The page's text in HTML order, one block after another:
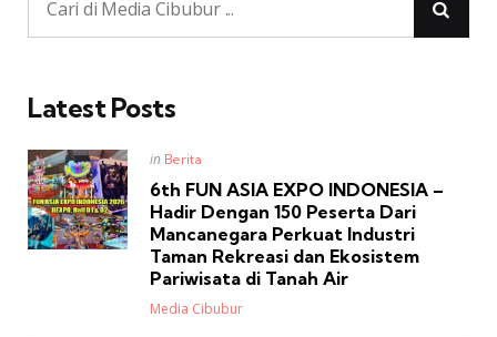
Latest Posts
Posted
in
in Berita
6th FUN ASIA EXPO INDONESIA –
Hadir Dengan 150 Peserta Dari
Mancanegara Perkuat Industri
Taman Rekreasi dan Ekosistem
Pariwisata di Tanah Air
Posted
Media Cibubur